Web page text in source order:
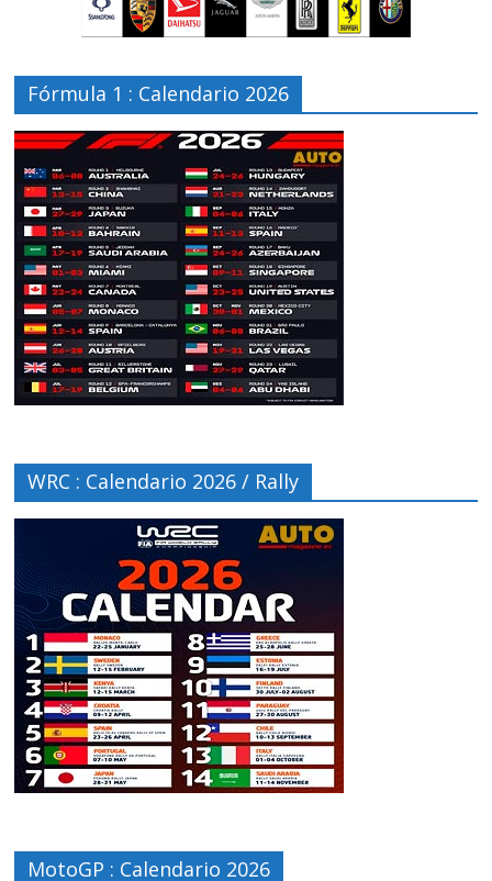
Fórmula 1 : Calendario 2026
WRC : Calendario 2026 / Rally
MotoGP : Calendario 2026